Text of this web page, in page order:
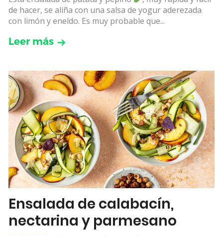
de hacer, se aliña con una salsa de yogur aderezada
con limón y eneldo. Es muy probable que...
Leer más
Ensalada de calabacín,
nectarina y parmesano